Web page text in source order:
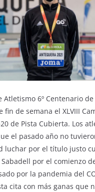
Atletismo 6º Centenario
fin de semana el XLVIII
de Pista Cubierta. Los
el pasado año no
luchar por el título justo
por el comienzo
por la pandemia del
cita con más ganas que